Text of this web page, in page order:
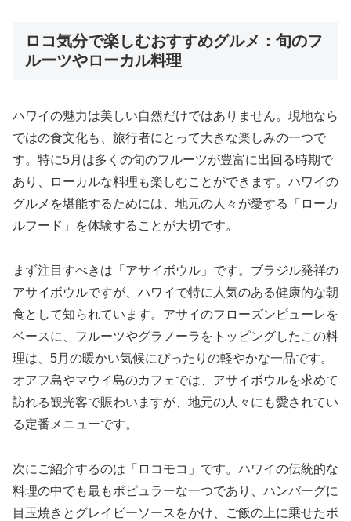
ロコ気分で楽しむおすすめグルメ：旬のフ
ルーツやローカル料理
ハワイの魅力は美しい自然だけではありません。現地なら
ではの食文化も、旅行者にとって大きな楽しみの一つで
す。特に5月は多くの旬のフルーツが豊富に出回る時期で
あり、ローカルな料理も楽しむことができます。ハワイの
グルメを堪能するためには、地元の人々が愛する「ローカ
ルフード」を体験することが大切です。
まず注目すべきは「アサイボウル」です。ブラジル発祥の
アサイボウルですが、ハワイで特に人気のある健康的な朝
食として知られています。アサイのフローズンピューレを
ベースに、フルーツやグラノーラをトッピングしたこの料
理は、5月の暖かい気候にぴったりの軽やかな一品です。
オアフ島やマウイ島のカフェでは、アサイボウルを求めて
訪れる観光客で賑わいますが、地元の人々にも愛されてい
る定番メニューです。
次にご紹介するのは「ロコモコ」です。ハワイの伝統的な
料理の中でも最もポピュラーな一つであり、ハンバーグに
目玉焼きとグレイビーソースをかけ、ご飯の上に乗せたボ